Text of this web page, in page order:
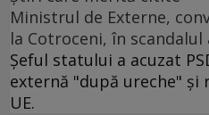
Ministrul de Externe,
la Cotroceni, în scandalul
Şeful statului a acuzat
externă "după ureche" şi
UE.